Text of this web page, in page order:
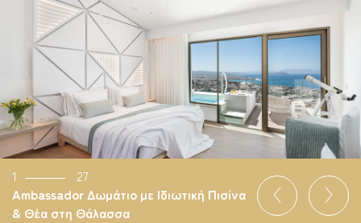
1
27
Ambassador Δωμάτιο με Ιδιωτική Πισίνα
& Θέα στη Θάλασσα